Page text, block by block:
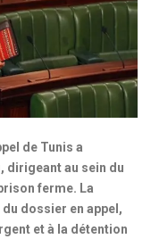
de Tunis a
dirigeant au sein du
ferme. La
dossier en appel,
et à la détention